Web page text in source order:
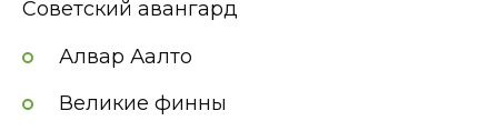
Советский авангард
Алвар Аалто
Великие финны